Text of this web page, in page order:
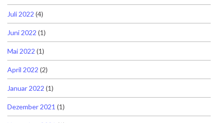
Juli 2022 (4)
Juni 2022 (1)
Mai 2022 (1)
April 2022 (2)
Januar 2022 (1)
Dezember 2021 (1)